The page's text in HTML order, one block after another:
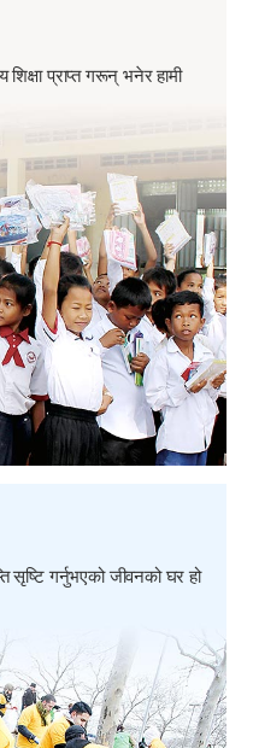
प्राप्त गरून् भनेर हामी
सृष्टि गर्नुभएको जीवनको घर हो